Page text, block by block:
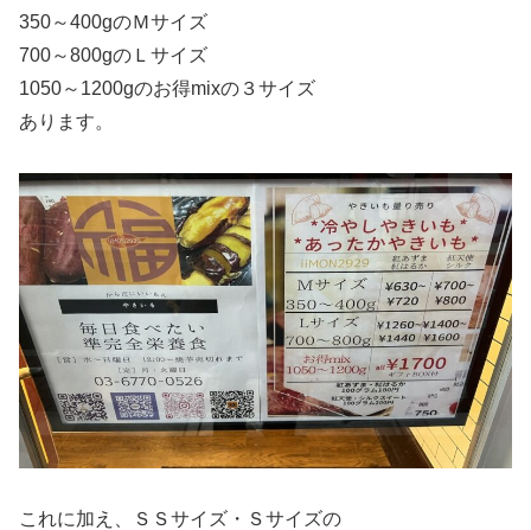
350～400gのＭサイズ
700～800gのＬサイズ
1050～1200gのお得mixの３サイズ
あります。
これに加え、ＳＳサイズ・Ｓサイズの